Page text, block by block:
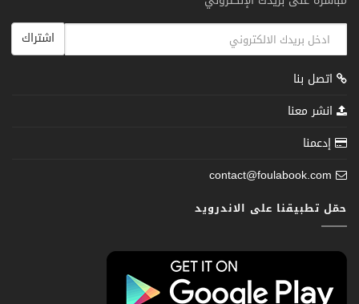
اشتراك
اتصل بنا
انشر معنا
إدعمنا
contact@foulabook.com
حمّل تطبيقنا على الاندرويد